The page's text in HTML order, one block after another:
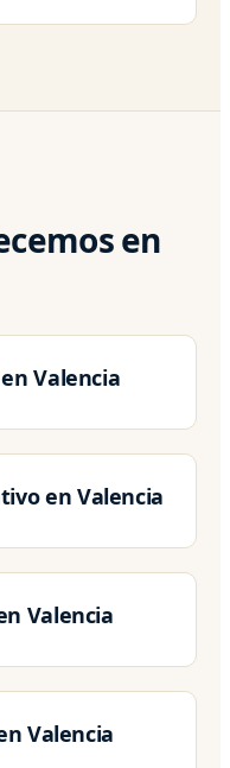
en
Valencia
en Valencia
Valencia
Valencia